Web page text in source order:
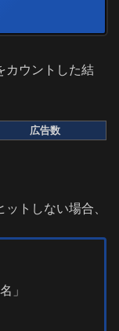
カウントした結
広告数
トしない場合、
」